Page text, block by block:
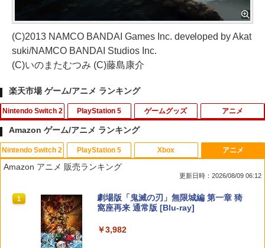
(C)2013 NAMCO BANDAI Games Inc. developed by Akat
suki/NAMCO BANDAI Studios Inc.
(C)いのまたむつみ (C)藤島康介
楽天市場 ゲーム/アニメ ランキング
Nintendo Switch 2
1
任天堂 【Switch2】ゼルダの伝説 ブレス
オブ ザ ワイルド Nintendo Switch 2 Ed
ition [NXS-P-AAAAH NSW2 ゼルダノデ
￥7,710
PlayStation 5
1
【SONYライセンス商品】DualSenseR
ワイヤレスコントローラー専用 USB-Cto
C充電ケーブル【Playstation5対応】
￥2,007
ゲームグッズ
1
【中古】戦国BASARA2 英雄外伝 ダブル
パック Best Price! - Wii
アニメ
1
【送料無料】劇場版「鬼滅の刃」無限城
編 第一章 猗窩座再来(通常版)【Blu-ra
y】/アニメーション[Blu-ray]【返品種別
￥4,400
Amazon ゲーム/アニメ ランキング
Nintendo Switch 2
1
スプラトゥーン レイダース|オンライン
コード版
￥5,832
PlayStation 5
1
PlayStation 5 デジタル・エディション
日本語専用 Console Language: Japan
Xbox
1
【純正品】Xbox ワイヤレス コントロー
ラー + USB-C® ケーブル
￥8,300
アニメ
Amazon アニメ 販売ランキング
更新日時：2026/08/09 06:12
1
劇場版「鬼滅の刃」無限城編 第一章 猗
窩座再来 通常版 [Blu-ray]
￥3,982